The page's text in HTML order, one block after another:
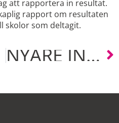
att rapportera in resultat.
rapport om resultaten
skolor som deltagit.
NYARE INLÄGG